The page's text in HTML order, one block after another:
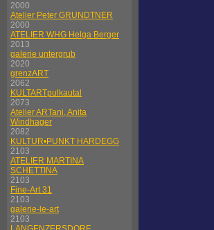
2000
Atelier Peter GRUNDTNER
2000
ATELIER WHG Helga Berger
2013
galerie untergrub
2020
grenzART
2062
KULTARTpulkautal
2073
Atelier ARTani, Anita
Windhager
2082
KULTUR•PUNKT HARDEGG
2103
ATELIER MARTINA
SCHETTINA
2103
Fine-Art 31
2103
galerie-le-art
2103